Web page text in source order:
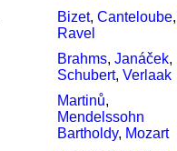
Bizet, Canteloube,
Ravel
Brahms, Janáček,
Schubert, Verlaak
Martinů,
Mendelssohn
Bartholdy, Mozart